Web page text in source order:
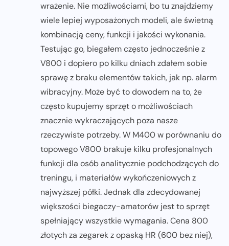
wrażenie. Nie możliwościami, bo tu znajdziemy
wiele lepiej wyposażonych modeli, ale świetną
kombinacją ceny, funkcji i jakości wykonania.
Testując go, biegałem często jednocześnie z
V800 i dopiero po kilku dniach zdałem sobie
sprawę z braku elementów takich, jak np. alarm
wibracyjny. Może być to dowodem na to, że
często kupujemy sprzęt o możliwościach
znacznie wykraczających poza nasze
rzeczywiste potrzeby. W M400 w porównaniu do
topowego V800 brakuje kilku profesjonalnych
funkcji dla osób analitycznie podchodzących do
treningu, i materiałów wykończeniowych z
najwyższej półki. Jednak dla zdecydowanej
większości biegaczy-amatorów jest to sprzęt
spełniający wszystkie wymagania. Cena 800
złotych za zegarek z opaską HR (600 bez niej),